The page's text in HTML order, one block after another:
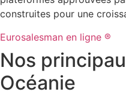
construites pour une
Eurosalesman en ligne ®
Nos
Océanie